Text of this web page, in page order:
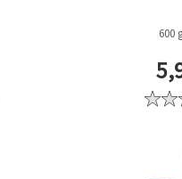
600